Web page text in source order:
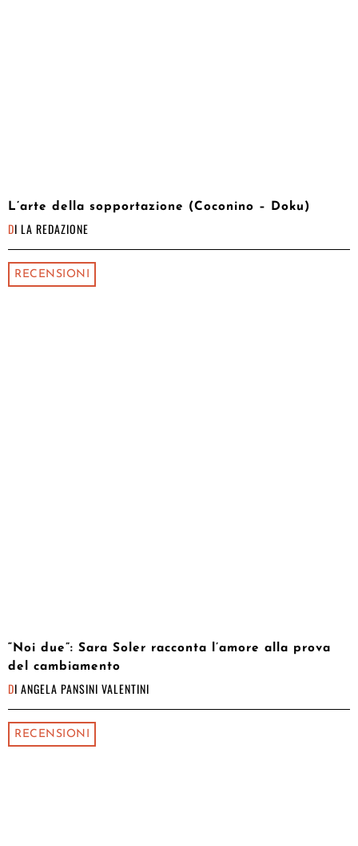
L’arte della sopportazione (Coconino – Doku)
DI LA REDAZIONE
RECENSIONI
“Noi due”: Sara Soler racconta l’amore alla prova
del cambiamento
DI ANGELA PANSINI VALENTINI
RECENSIONI